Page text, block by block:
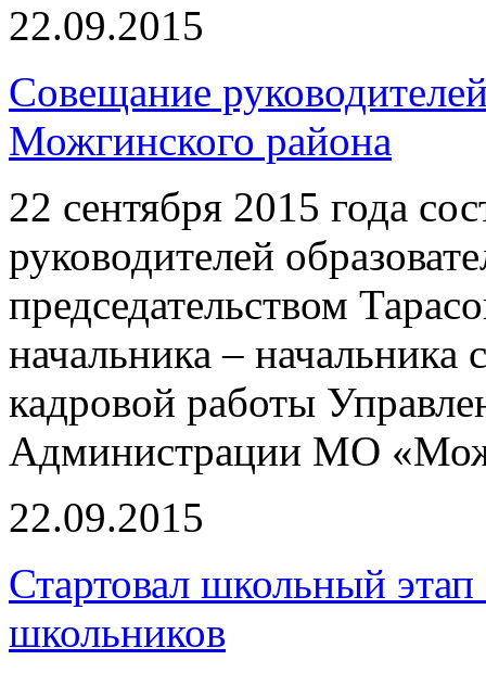
22.09.2015
Совещание
Можгинского района
22 сентября 2015 года
руководителей
председательством
начальника – начальника
кадровой работы
Администрации МО
22.09.2015
Стартовал школьный
школьников